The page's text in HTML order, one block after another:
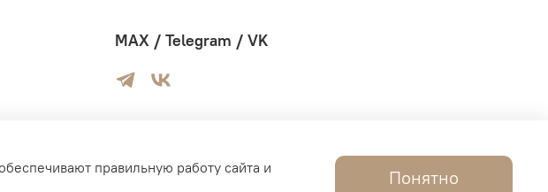
MAX / Telegram / VK
правильную работу сайта и
Понятно